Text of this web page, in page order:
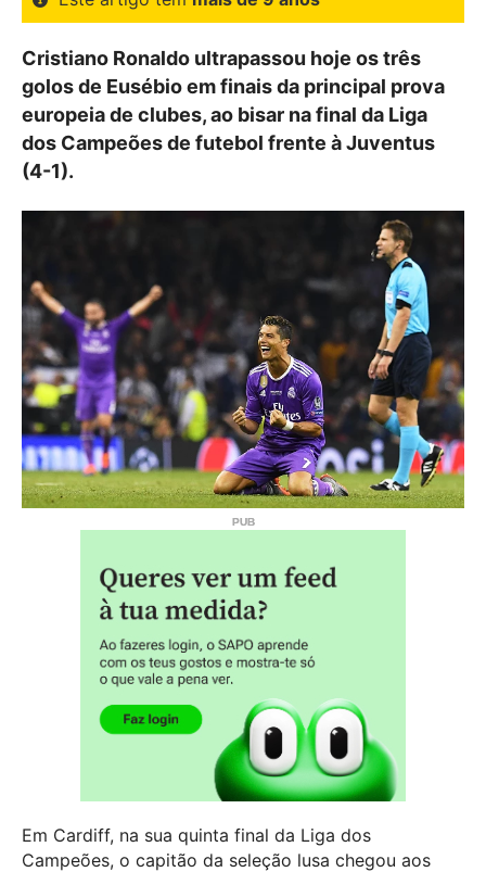
Cristiano Ronaldo ultrapassou hoje os três
golos de Eusébio em finais da principal prova
europeia de clubes, ao bisar na final da Liga
dos Campeões de futebol frente à Juventus
(4-1).
Em Cardiff, na sua quinta final da Liga dos
Campeões, o capitão da seleção lusa chegou aos